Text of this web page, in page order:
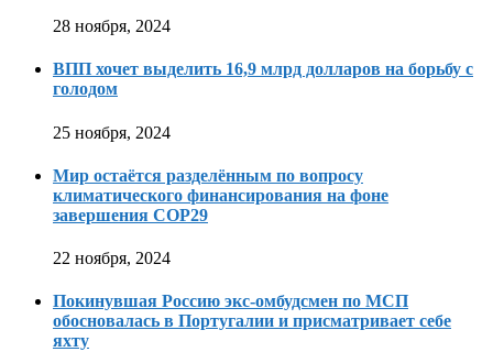
28 ноября, 2024
ВПП хочет выделить 16,9 млрд долларов на борьбу с
голодом
25 ноября, 2024
Мир остаётся разделённым по вопросу
климатического финансирования на фоне
завершения COP29
22 ноября, 2024
Покинувшая Россию экс-омбудсмен по МСП
обосновалась в Португалии и присматривает себе
яхту